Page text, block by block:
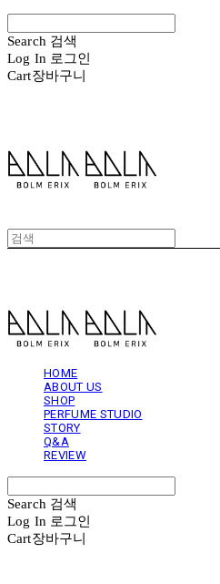
Search 검색
Log In 로그인
Cart장바구니
HOME
ABOUT US
SHOP
PERFUME STUDIO
STORY
Q&A
REVIEW
Search 검색
Log In 로그인
Cart장바구니